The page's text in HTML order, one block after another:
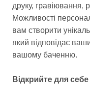
друку, гравіювання,
Можливості
вам створити
який відповідає
вашому баченню.
Відкрийте для